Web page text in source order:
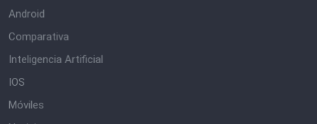
Android
Comparativa
Inteligencia Artificial
IOS
Móviles